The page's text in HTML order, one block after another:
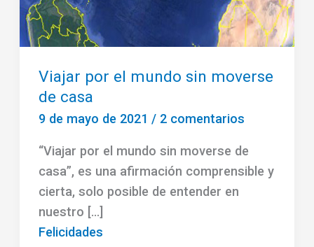
Viajar por el mundo sin moverse
de casa
9 de mayo de 2021 / 2 comentarios
“Viajar por el mundo sin moverse de
casa”, es una afirmación comprensible y
cierta, solo posible de entender en
nuestro […]
Felicidades